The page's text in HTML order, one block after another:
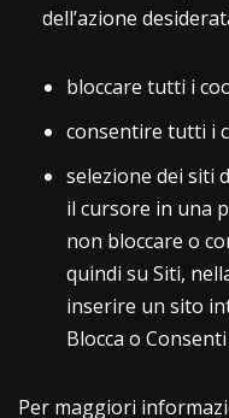
dell’azione
bloccare tutti i
consentire tutti i
selezione dei siti
il cursore in una
non bloccare o
quindi su Siti,
inserire un sito
Blocca o Consenti
Per maggiori